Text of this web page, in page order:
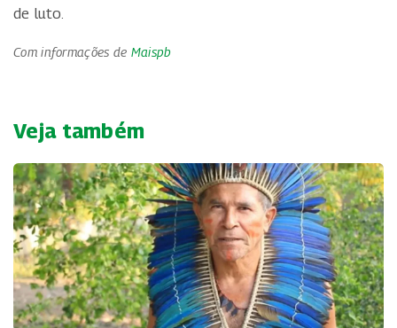
de luto.
Com informações de Maispb
Veja também